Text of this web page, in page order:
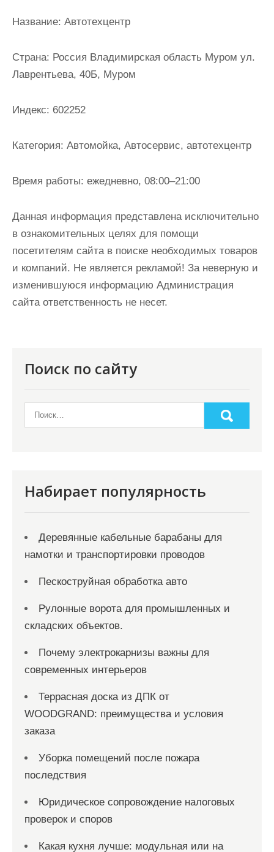
Название: Автотехцентр
Страна: Россия Владимирская область Муром ул.
Лаврентьева, 40Б, Муром
Индекс: 602252
Категория: Автомойка, Автосервис, автотехцентр
Время работы: ежедневно, 08:00–21:00
Данная информация представлена исключительно
в ознакомительных целях для помощи
посетителям сайта в поиске необходимых товаров
и компаний. Не является рекламой! За неверную и
изменившуюся информацию Администрация
сайта ответственность не несет.
Поиск по сайту
Набирает популярность
Деревянные кабельные барабаны для
намотки и транспортировки проводов
Пескоструйная обработка авто
Рулонные ворота для промышленных и
складских объектов.
Почему электрокарнизы важны для
современных интерьеров
Террасная доска из ДПК от
WOODGRAND: преимущества и условия
заказа
Уборка помещений после пожара
последствия
Юридическое сопровождение налоговых
проверок и споров
Какая кухня лучше: модульная или на